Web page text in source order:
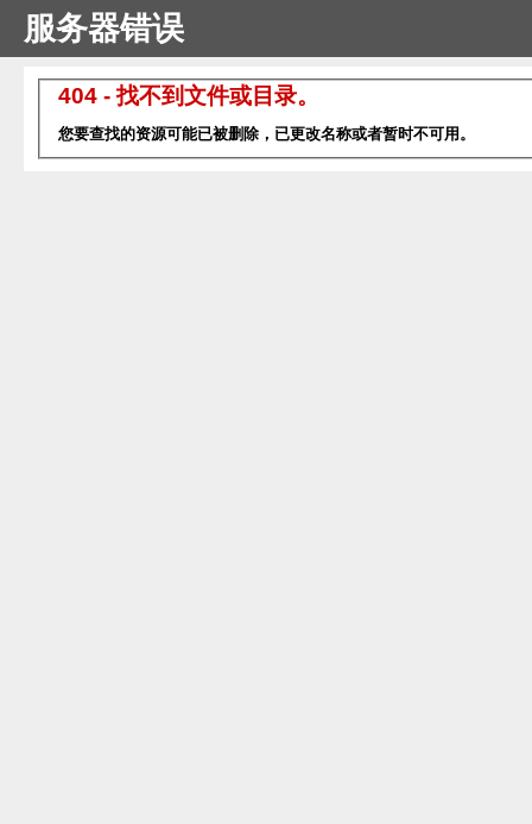
服务器错误
404 - 找不到文件或目录。
您要查找的资源可能已被删除，已更改名称或者暂时不可用。